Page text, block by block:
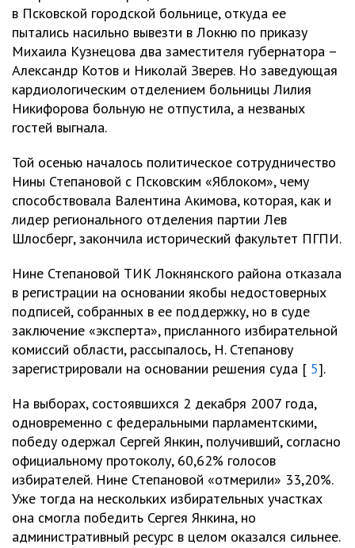
в Псковской городской больнице, откуда ее
пытались насильно вывезти в Локню по приказу
Михаила Кузнецова два заместителя губернатора –
Александр Котов и Николай Зверев. Но заведующая
кардиологическим отделением больницы Лилия
Никифорова больную не отпустила, а незваных
гостей выгнала.
Той осенью началось политическое сотрудничество
Нины Степановой с Псковским «Яблоком», чему
способствовала Валентина Акимова, которая, как и
лидер регионального отделения партии Лев
Шлосберг, закончила исторический факультет ПГПИ.
Нине Степановой ТИК Локнянского района отказала
в регистрации на основании якобы недостоверных
подписей, собранных в ее поддержку, но в суде
заключение «эксперта», присланного избирательной
комиссий области, рассыпалось, Н. Степанову
зарегистрировали на основании решения суда [ 5].
На выборах, состоявшихся 2 декабря 2007 года,
одновременно с федеральными парламентскими,
победу одержал Сергей Янкин, получивший, согласно
официальному протоколу, 60,62% голосов
избирателей. Нине Степановой «отмерили» 33,20%.
Уже тогда на нескольких избирательных участках
она смогла победить Сергея Янкина, но
административный ресурс в целом оказался сильнее.